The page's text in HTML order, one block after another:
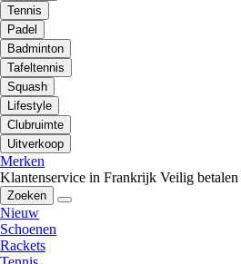
Tennis
Padel
Badminton
Tafeltennis
Squash
Lifestyle
Clubruimte
Uitverkoop
Merken
Klantenservice in Frankrijk Veilig betalen
Zoeken
Nieuw
Schoenen
Rackets